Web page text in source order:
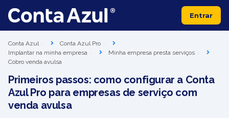
Entrar
Conta Azul
Conta Azul Pro
Implantar na minha empresa
Minha empresa presta serviços
Cobro venda avulsa
Primeiros passos: como configurar a Conta
Azul Pro para empresas de serviço com
venda avulsa